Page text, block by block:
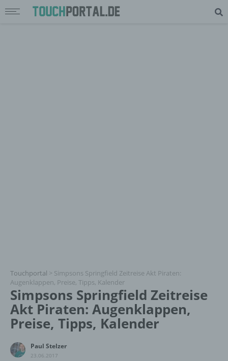
Touchportal > Simpsons Springfield Zeitreise Akt Piraten:
Augenklappen, Preise, Tipps, Kalender
Simpsons Springfield Zeitreise
Akt Piraten: Augenklappen,
Preise, Tipps, Kalender
Paul Stelzer
23.06.2017